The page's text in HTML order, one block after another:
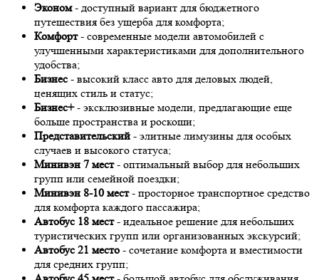
Эконом- доступный вариант для бюджетного
путешествия без ущерба для комфорта;
Комфорт- современные модели автомобилей с
улучшенными характеристиками для дополнительного
удобства;
Бизнес- высокий класс авто для деловых людей,
ценящих стиль и статус;
Бизнес+- эксклюзивные модели, предлагающие еще
больше пространства и роскоши;
Представительский - элитные лимузины для особых
случаев и высокого статуса;
Минивэн 7 мест- оптимальный выбор для небольших
групп или семейной поездки;
Минивэн 8-10 мест- просторное транспортное средство
для комфорта каждого пассажира;
Автобус 18 мест- идеальное решение для небольших
туристических групп или организованных экскурсий;
Автобус 21 место - сочетание комфорта и вместимости
для средних групп;